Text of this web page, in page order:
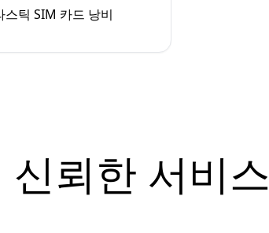
스틱 SIM 카드 낭비
뢰한 서비스